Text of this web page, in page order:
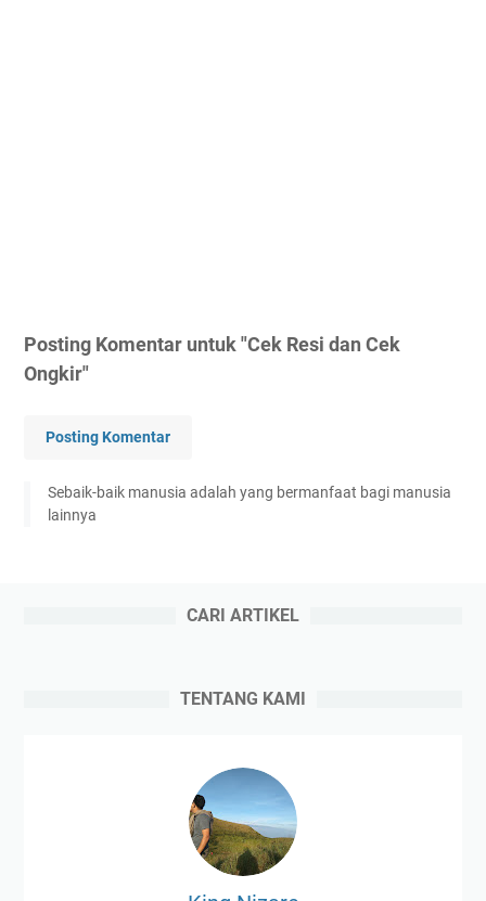
Posting Komentar untuk "Cek Resi dan Cek
Ongkir"
Posting Komentar
Sebaik-baik manusia adalah yang bermanfaat bagi manusia
lainnya
CARI ARTIKEL
TENTANG KAMI